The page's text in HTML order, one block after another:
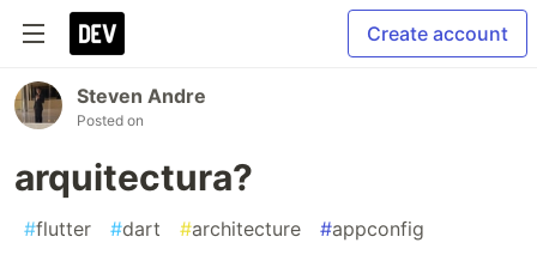
Create account
Steven Andre
Posted on
arquitectura?
#flutter #dart #architecture #appconfig